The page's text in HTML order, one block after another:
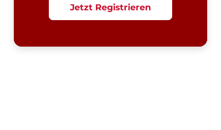
Jetzt Registrieren